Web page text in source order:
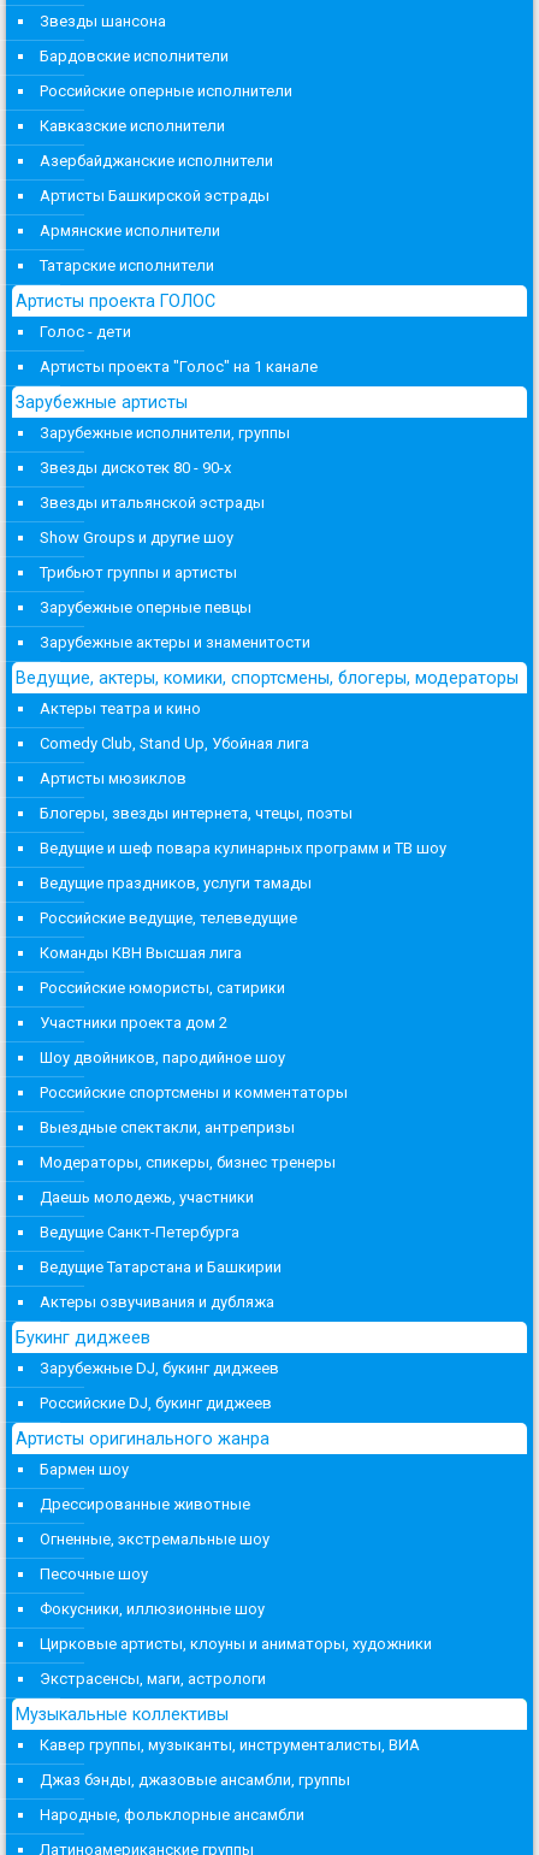
Звезды шансона
Бардовские исполнители
Российские оперные исполнители
Кавказские исполнители
Азербайджанские исполнители
Артисты Башкирской эстрады
Армянские исполнители
Татарские исполнители
Артисты проекта ГОЛОС
Голос - дети
Артисты проекта "Голос" на 1 канале
Зарубежные артисты
Зарубежные исполнители, группы
Звезды дискотек 80 - 90-х
Звезды итальянской эстрады
Show Groups и другие шоу
Трибьют группы и артисты
Зарубежные оперные певцы
Зарубежные актеры и знаменитости
Ведущие, актеры, комики, спортсмены, блогеры, модераторы
Актеры театра и кино
Comedy Club, Stand Up, Убойная лига
Артисты мюзиклов
Блогеры, звезды интернета, чтецы, поэты
Ведущие и шеф повара кулинарных программ и ТВ шоу
Ведущие праздников, услуги тамады
Российские ведущие, телеведущие
Команды КВН Высшая лига
Российские юмористы, сатирики
Участники проекта дом 2
Шоу двойников, пародийное шоу
Российские спортсмены и комментаторы
Выездные спектакли, антрепризы
Модераторы, спикеры, бизнес тренеры
Даешь молодежь, участники
Ведущие Санкт-Петербурга
Ведущие Татарстана и Башкирии
Актеры озвучивания и дубляжа
Букинг диджеев
Зарубежные DJ, букинг диджеев
Российские DJ, букинг диджеев
Артисты оригинального жанра
Бармен шоу
Дрессированные животные
Огненные, экстремальные шоу
Песочные шоу
Фокусники, иллюзионные шоу
Цирковые артисты, клоуны и аниматоры, художники
Экстрасенсы, маги, астрологи
Музыкальные коллективы
Кавер группы, музыканты, инструменталисты, ВИА
Джаз бэнды, джазовые ансамбли, группы
Народные, фольклорные ансамбли
Латиноамериканские группы